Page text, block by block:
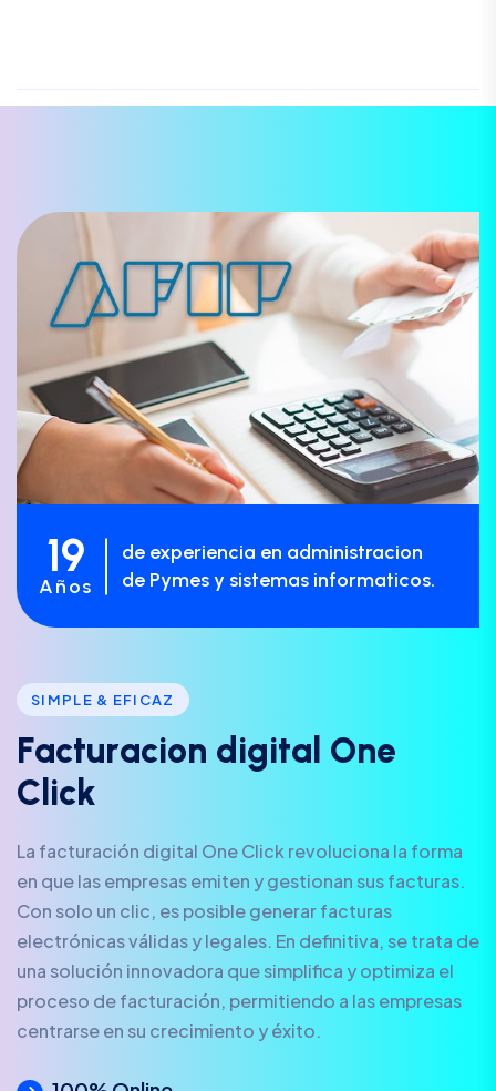
19
Años
de experiencia en administracion
de Pymes y sistemas informaticos.
SIMPLE & EFICAZ
Facturacion d igita One
C ick
La facturación digital One Click revoluciona la forma
en que las empresas emiten y gestionan sus facturas.
Con solo un clic, es posible generar facturas
electrónicas válidas y legales. En definitiva, se trata de
una solución innovadora que simplifica y optimiza el
proceso de facturación, permitiendo a las empresas
centrarse en su crecimiento y éxito.